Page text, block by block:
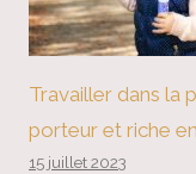
Travailler dans la
porteur et riche
15 juillet 2023